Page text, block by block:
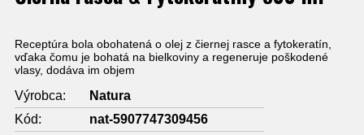
Receptúra bola obohatená o olej z čiernej rasce a fytokeratín,
vďaka čomu je bohatá na bielkoviny a regeneruje poškodené
vlasy, dodáva im objem
Výrobca:
Natura
Kód:
nat-5907747309456